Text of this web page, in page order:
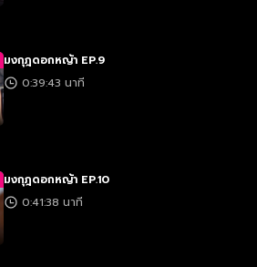
มงกุฎดอกหญ้า EP.9
0:39:43 นาที
มงกุฎดอกหญ้า EP.10
0:41:38 นาที